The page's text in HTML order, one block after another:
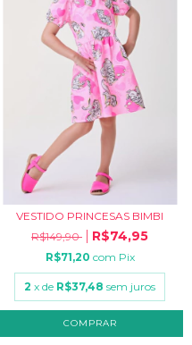
VESTIDO PRINCESAS BIMBI
R$149,90
R$74,95
R$71,20 com Pix
2 x de R$37,48 sem juros
COMPRAR